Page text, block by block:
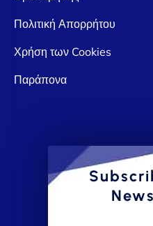
Πολιτική Απορρήτου
Χρήση των Cookies
Παράπονα